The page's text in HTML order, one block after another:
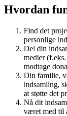
Hvordan
Find det
personlige
Del din
medier
modtage
Din familie,
indsamling,
at støtte det
Nå dit
været med til